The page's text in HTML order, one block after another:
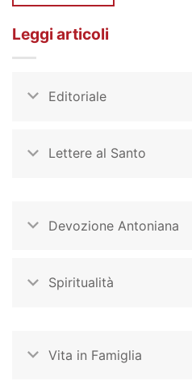
Leggi articoli
Editoriale
Lettere al Santo
Devozione Antoniana
Spiritualità
Vita in Famiglia